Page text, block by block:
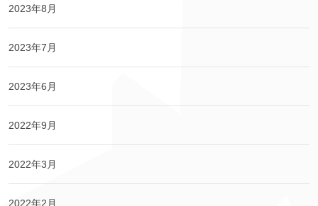
2023年8月
2023年7月
2023年6月
2022年9月
2022年3月
2022年2月